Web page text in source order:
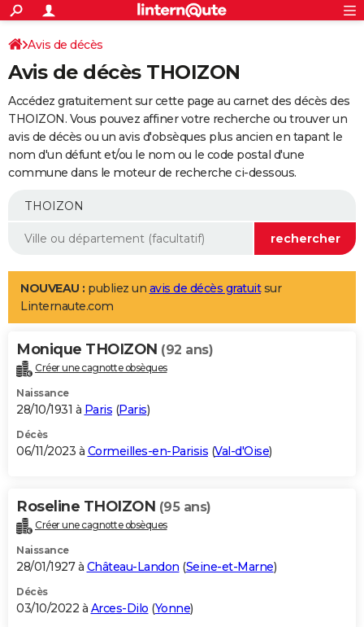
ACTUALITÉS
Politique
Société
Faits Divers
Education
Monde
Villes
+
SPORT
Coupe du monde 2026
Football
Tennis
Cyclisme
Rugby
Forum
Programme TV
TNT
Streaming
Cinéma
Sorties cinéma
Musique
+
FINANCE
Retraite
Epargne
Immobilier
Risques naturels par ville
Banque
Assurance
AUTO
Essais
Réserver un essai
Citadines
Berlines
SUV
Forum auto
+
Mobiles
Meilleur smartphone
Internet
Ordinateurs
Jeux vidéo
Guide high-tech
Aménagement intérieur
LIFESTYLE
Art de vivre
Bien-être
Loisirs
Mode
Modes de vie
Alimentation
Guide de la santé
Maladies
Médicaments
Sommeil
VOYAGE
Destinations
City break
Voyage nature
Voyage de noces
Forum
Climat
+PHOTO
GUIDES D'ACHAT
BONS PLANS
Carte de Noël
Carte Bonne année
Carte Saint-Valentin
Carte Pâques
Carte d'anniversaire
DICTIONNAIRE
Dictionnaire
Biographies
Citations
Expressions
Proverbes
PROGRAMME TV
S'inscrire
Se connecter
Lycées
Collèges
Primaires
Universités
Entreprises
Service militaire
Avis de recherche
AVIS DE DÉCÈS
Avis de décès
Avis de décès THOIZON
Accédez gratuitement sur cette page au carnet des décès des
THOIZON. Vous pouvez affiner votre recherche ou trouver un
avis de décès ou un avis d'obsèques plus ancien en tapant le
nom d'un défunt et/ou le nom ou le code postal d'une
commune dans le moteur de recherche ci-dessous.
NOUVEAU : publiez un avis de décès gratuitsur
Linternaute.com
Monique THOIZON (92 ans)
Créer une cagnotte obsèques
Naissance
28/10/1931 à Paris (Paris)
Décès
06/11/2023 à Cormeilles-en-Parisis (Val-d'Oise)
Roseline THOIZON (95 ans)
Créer une cagnotte obsèques
Naissance
28/01/1927 à Château-Landon (Seine-et-Marne)
Décès
03/10/2022 à Arces-Dilo (Yonne)